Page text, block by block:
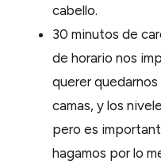
cabello.
30 minutos de
de horario nos
querer
camas, y los
pero es
hagamos por lo